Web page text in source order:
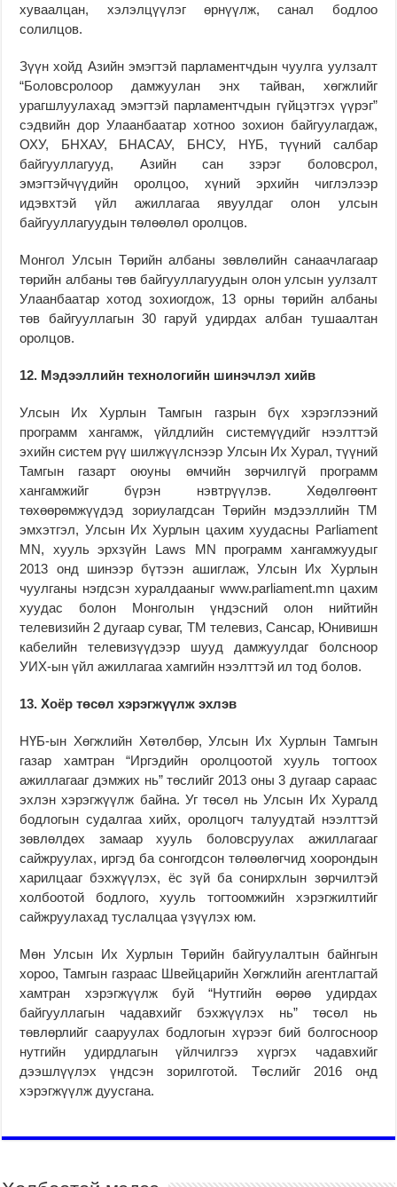
хуваалцан, хэлэлцүүлэг өрнүүлж, санал бодлоо
солилцов.
Зүүн хойд Азийн эмэгтэй парламентчдын чуулга уулзалт
“Боловсролоор дамжуулан энх тайван, хөгжлийг
урагшлуулахад эмэгтэй парламентчдын гүйцэтгэх үүрэг”
сэдвийн дор Улаанбаатар хотноо зохион байгуулагдаж,
ОХУ, БНХАУ, БНАСАУ, БНСУ, НҮБ, түүний салбар
байгууллагууд, Азийн сан зэрэг боловсрол,
эмэгтэйчүүдийн оролцоо, хүний эрхийн чиглэлээр
идэвхтэй үйл ажиллагаа явуулдаг олон улсын
байгууллагуудын төлөөлөл оролцов.
Монгол Улсын Төрийн албаны зөвлөлийн санаачлагаар
төрийн албаны төв байгууллагуудын олон улсын уулзалт
Улаанбаатар хотод зохиогдож, 13 орны төрийн албаны
төв байгууллагын 30 гаруй удирдах албан тушаалтан
оролцов.
12. Мэдээллийн технологийн шинэчлэл хийв
Улсын Их Хурлын Тамгын газрын бүх хэрэглээний
программ хангамж, үйлдлийн системүүдийг нээлттэй
эхийн систем рүү шилжүүлснээр Улсын Их Хурал, түүний
Тамгын газарт оюуны өмчийн зөрчилгүй программ
хангамжийг бүрэн нэвтрүүлэв. Хөдөлгөөнт
төхөөрөмжүүдэд зориулагдсан Төрийн мэдээллийн ТМ
эмхэтгэл, Улсын Их Хурлын цахим хуудасны Parliament
MN, хууль эрхзүйн Laws MN программ хангамжуудыг
2013 онд шинээр бүтээн ашиглаж, Улсын Их Хурлын
чуулганы нэгдсэн хуралдааныг www.parliament.mn цахим
хуудас болон Монголын үндэсний олон нийтийн
телевизийн 2 дугаар суваг, ТМ телевиз, Сансар, Юнивишн
кабелийн телевизүүдээр шууд дамжуулдаг болсноор
УИХ-ын үйл ажиллагаа хамгийн нээлттэй ил тод болов.
13. Хоёр төсөл хэрэгжүүлж эхлэв
НҮБ-ын Хөгжлийн Хөтөлбөр, Улсын Их Хурлын Тамгын
газар хамтран “Иргэдийн оролцоотой хууль тогтоох
ажиллагааг дэмжих нь” төслийг 2013 оны 3 дугаар сараас
эхлэн хэрэгжүүлж байна. Уг төсөл нь Улсын Их Хуралд
бодлогын судалгаа хийх, оролцогч талуудтай нээлттэй
зөвлөлдөх замаар хууль боловсруулах ажиллагааг
сайжруулах, иргэд ба сонгогдсон төлөөлөгчид хоорондын
харилцааг бэхжүүлэх, ёс зүй ба сонирхлын зөрчилтэй
холбоотой бодлого, хууль тогтоомжийн хэрэгжилтийг
сайжруулахад туслалцаа үзүүлэх юм.
Мөн Улсын Их Хурлын Төрийн байгуулалтын байнгын
хороо, Тамгын газраас Швейцарийн Хөгжлийн агентлагтай
хамтран хэрэгжүүлж буй “Нутгийн өөрөө удирдах
байгууллагын чадавхийг бэхжүүлэх нь” төсөл нь
төвлөрлийг сааруулах бодлогын хүрээг бий болгосноор
нутгийн удирдлагын үйлчилгээ хүргэх чадавхийг
дээшлүүлэх үндсэн зорилготой. Төслийг 2016 онд
хэрэгжүүлж дуусгана.